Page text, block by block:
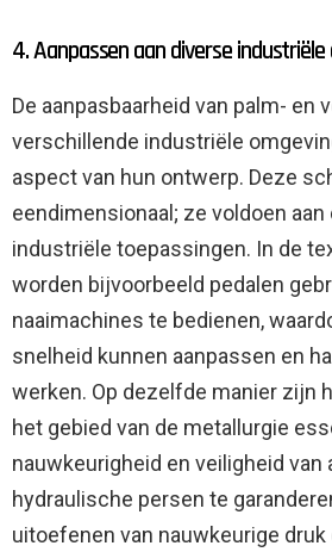
4. Aanpassen aan diverse
De aanpasbaarheid van palm- en
verschillende industriële
aspect van hun ontwerp. Deze
eendimensionaal; ze voldoen aan
industriële toepassingen. In de
worden bijvoorbeeld pedalen
naaimachines te bedienen,
snelheid kunnen aanpassen en
werken. Op dezelfde manier zijn
het gebied van de metallurgie
nauwkeurigheid en veiligheid van
hydraulische persen te
uitoefenen van nauwkeurige